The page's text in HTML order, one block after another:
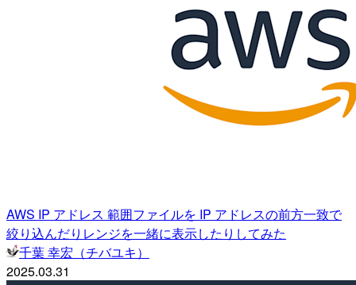
AWS IP アドレス 範囲ファイルを IP アドレスの前方一致で
絞り込んだりレンジを一緒に表示したりしてみた
千葉 幸宏（チバユキ）
2025.03.31